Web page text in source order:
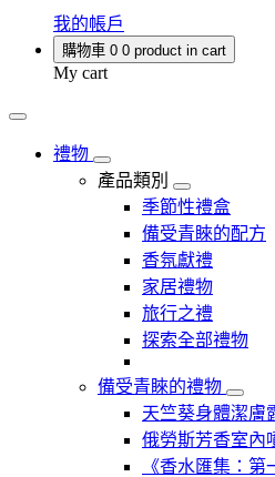
我的帳戶
購物車 0 0 product in cart
My cart
禮物
產品類別
季節性禮盒
備受青睞的配方
香氛獻禮
家居禮物
旅行之禮
探索全部禮物
備受青睞的禮物
天竺葵身體潔膚
俄勞斯芳香室內
《香水匯集：第